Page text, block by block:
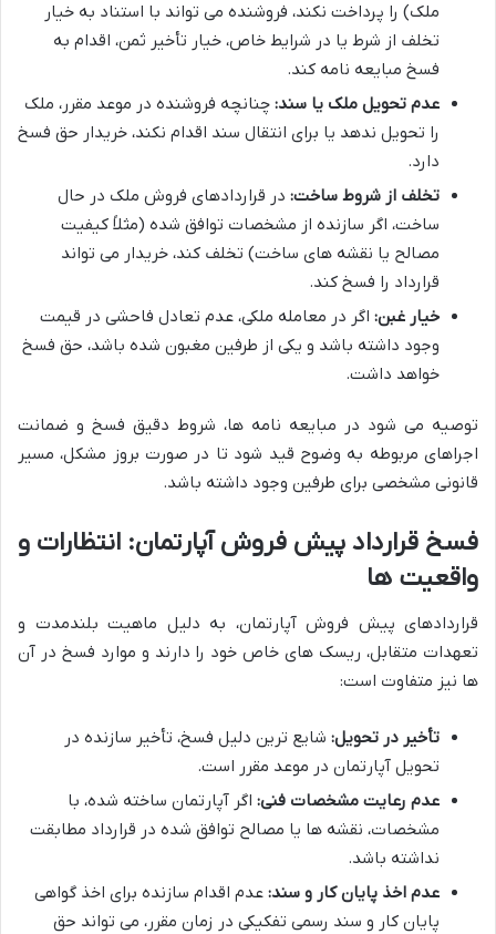
ملک) را پرداخت نکند، فروشنده می تواند با استناد به خیار
تخلف از شرط یا در شرایط خاص، خیار تأخیر ثمن، اقدام به
فسخ مبایعه نامه کند.
عدم تحویل ملک یا سند: چنانچه فروشنده در موعد مقرر، ملک
را تحویل ندهد یا برای انتقال سند اقدام نکند، خریدار حق فسخ
دارد.
تخلف از شروط ساخت: در قراردادهای فروش ملک در حال
ساخت، اگر سازنده از مشخصات توافق شده (مثلاً کیفیت
مصالح یا نقشه های ساخت) تخلف کند، خریدار می تواند
قرارداد را فسخ کند.
خیار غبن: اگر در معامله ملکی، عدم تعادل فاحشی در قیمت
وجود داشته باشد و یکی از طرفین مغبون شده باشد، حق فسخ
خواهد داشت.
توصیه می شود در مبایعه نامه ها، شروط دقیق فسخ و ضمانت
اجراهای مربوطه به وضوح قید شود تا در صورت بروز مشکل، مسیر
قانونی مشخصی برای طرفین وجود داشته باشد.
فسخ قرارداد پیش فروش آپارتمان: انتظارات و
واقعیت ها
قراردادهای پیش فروش آپارتمان، به دلیل ماهیت بلندمدت و
تعهدات متقابل، ریسک های خاص خود را دارند و موارد فسخ در آن
ها نیز متفاوت است:
تأخیر در تحویل: شایع ترین دلیل فسخ، تأخیر سازنده در
تحویل آپارتمان در موعد مقرر است.
عدم رعایت مشخصات فنی: اگر آپارتمان ساخته شده، با
مشخصات، نقشه ها یا مصالح توافق شده در قرارداد مطابقت
نداشته باشد.
عدم اخذ پایان کار و سند: عدم اقدام سازنده برای اخذ گواهی
پایان کار و سند رسمی تفکیکی در زمان مقرر، می تواند حق